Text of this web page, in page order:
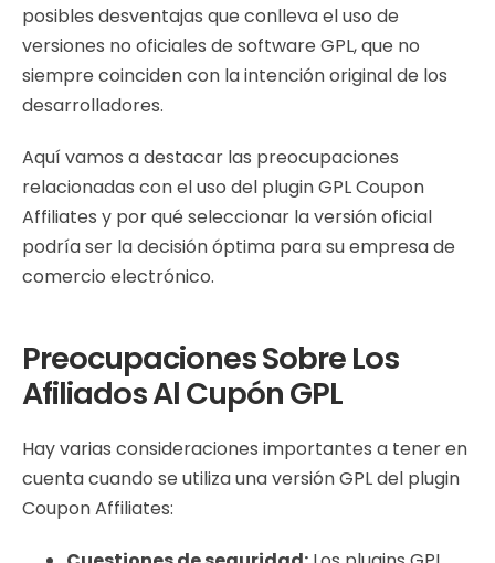
posibles desventajas que conlleva el uso de
versiones no oficiales de software GPL, que no
siempre coinciden con la intención original de los
desarrolladores.
Aquí vamos a destacar las preocupaciones
relacionadas con el uso del plugin GPL Coupon
Affiliates y por qué seleccionar la versión oficial
podría ser la decisión óptima para su empresa de
comercio electrónico.
Preocupaciones Sobre Los
Afiliados Al Cupón GPL
Hay varias consideraciones importantes a tener en
cuenta cuando se utiliza una versión GPL del plugin
Coupon Affiliates: